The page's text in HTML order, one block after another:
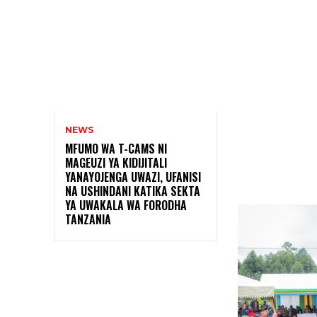
NEWS
MFUMO WA T-CAMS NI
MAGEUZI YA KIDIJITALI
YANAYOJENGA UWAZI, UFANISI
NA USHINDANI KATIKA SEKTA
YA UWAKALA WA FORODHA
TANZANIA